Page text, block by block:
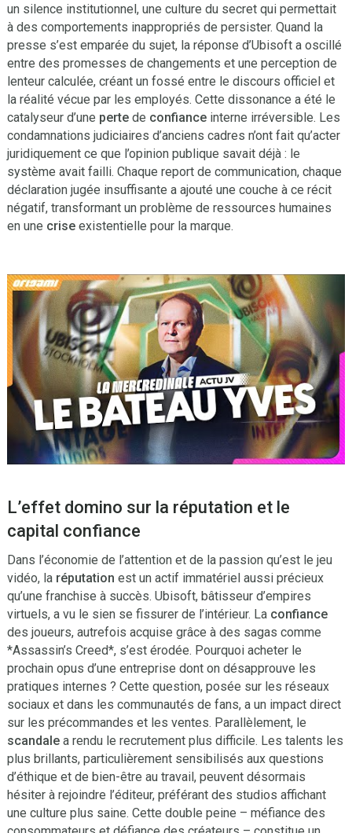
un silence institutionnel, une culture du secret qui permettait
à des comportements inappropriés de persister. Quand la
presse s’est emparée du sujet, la réponse d’Ubisoft a oscillé
entre des promesses de changements et une perception de
lenteur calculée, créant un fossé entre le discours officiel et
la réalité vécue par les employés. Cette dissonance a été le
catalyseur d’une pertede confianceinterne irréversible. Les
condamnations judiciaires d’anciens cadres n’ont fait qu’acter
juridiquement ce que l’opinion publique savait déjà : le
système avait failli. Chaque report de communication, chaque
déclaration jugée insuffisante a ajouté une couche à ce récit
négatif, transformant un problème de ressources humaines
en une criseexistentielle pour la marque.
L’effet domino sur la réputation et le
capital confiance
Dans l’économie de l’attention et de la passion qu’est le jeu
vidéo, la réputation est un actif immatériel aussi précieux
qu’une franchise à succès. Ubisoft, bâtisseur d’empires
virtuels, a vu le sien se fissurer de l’intérieur. La confiance
des joueurs, autrefois acquise grâce à des sagas comme
*Assassin’s Creed*, s’est érodée. Pourquoi acheter le
prochain opus d’une entreprise dont on désapprouve les
pratiques internes ? Cette question, posée sur les réseaux
sociaux et dans les communautés de fans, a un impact direct
sur les précommandes et les ventes. Parallèlement, le
scandalea rendu le recrutement plus difficile. Les talents les
plus brillants, particulièrement sensibilisés aux questions
d’éthique et de bien-être au travail, peuvent désormais
hésiter à rejoindre l’éditeur, préférant des studios affichant
une culture plus saine. Cette double peine – méfiance des